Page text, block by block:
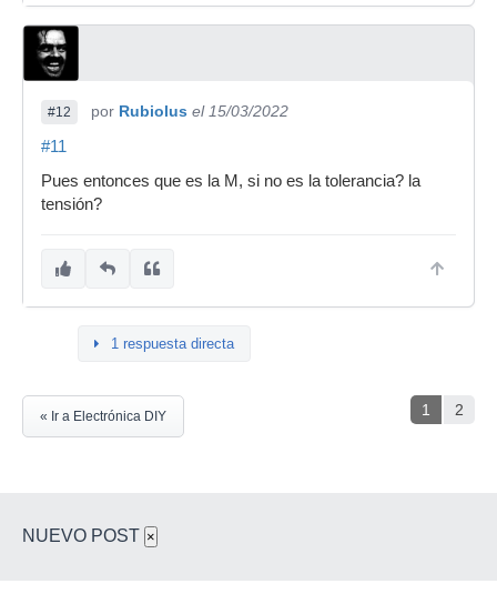
#12 por Rubiolus el 15/03/2022
#11
Pues entonces que es la M, si no es la tolerancia? la
tensión?
1 respuesta directa
1 2
« Ir a Electrónica DIY
NUEVO POST ×